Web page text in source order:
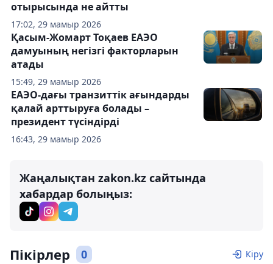
17:02, 29 мамыр 2026
отырысында не айтты
15:49, 29 мамыр 2026
Қасым-Жомарт Тоқаев ЕАЭО
дамуының негізгі факторларын
атады
16:43, 29 мамыр 2026
ЕАЭО-дағы транзиттік ағындарды
қалай арттыруға болады –
президент түсіндірді
Жаңалықтан zakon.kz сайтында
хабардар болыңыз:
Пікірлер 0 Кіру